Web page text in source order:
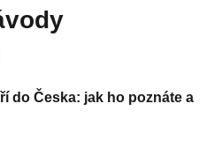
do Česka: jak ho poznáte a